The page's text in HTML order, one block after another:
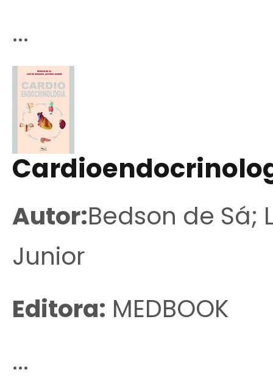
...
Autor:Bedson de Sá;
Junior
Editora: MEDBOOK
...